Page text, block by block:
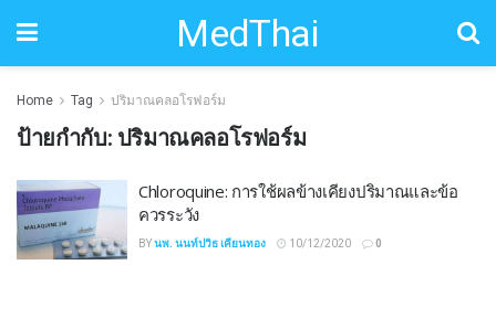
MedThai
Home Tag ปริมาณคลอโรฟอร์ม
ป้ายกำกับ: ปริมาณคลอโรฟอร์ม
Chloroquine: การใช้ผลข้างเคียงปริมาณและข้อ
ควรระวัง
BYนพ. นนท์ปวิธ เคียนทอง 10/12/2020 0